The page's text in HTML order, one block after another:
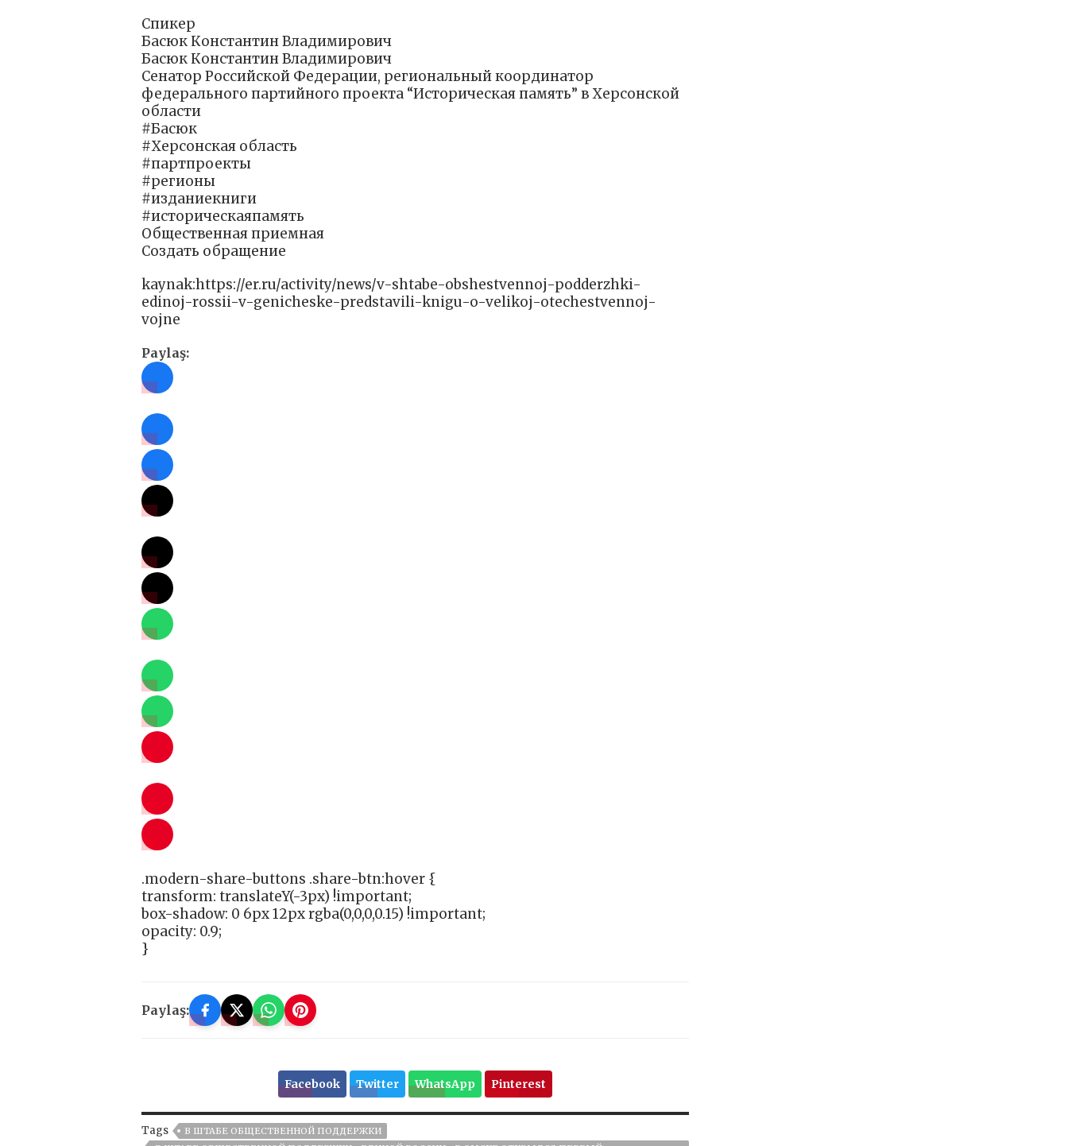
Спикер
Басюк Константин Владимирович
Басюк Константин Владимирович
Сенатор Российской Федерации, региональный координатор
федерального партийного проекта “Историческая память” в Херсонской
области
#Басюк
#Херсонская область
#партпроекты
#регионы
#изданиекниги
#историческаяпамять
Общественная приемная
Создать обращение
kaynak:https://er.ru/activity/news/v-shtabe-obshestvennoj-podderzhki-
edinoj-rossii-v-genicheske-predstavili-knigu-o-velikoj-otechestvennoj-
vojne
Paylaş:
.modern-share-buttons .share-btn:hover {
transform: translateY(-3px) !important;
box-shadow: 0 6px 12px rgba(0,0,0,0.15) !important;
opacity: 0.9;
}
Paylaş:
Facebook Twitter WhatsApp Pinterest
Tags
В ШТАБЕ ОБЩЕСТВЕННОЙ ПОДДЕРЖКИ